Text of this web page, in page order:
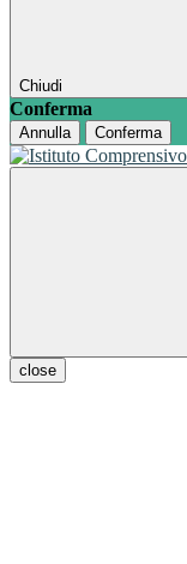
Chiudi
Conferma
Annulla Conferma
close